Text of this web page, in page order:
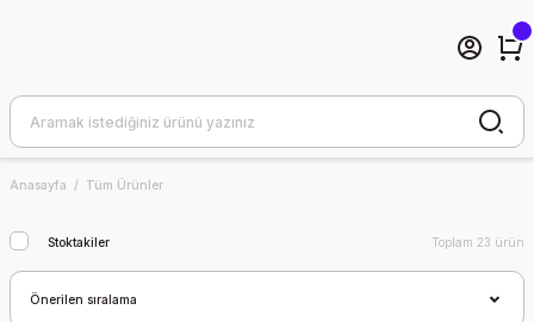
Anasayfa Tüm Ürünler
Stoktakiler Toplam 23 ürün